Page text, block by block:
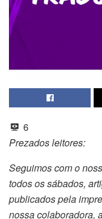
6
Prezados leitores:
Seguimos com o
todos os sábados,
publicados pela
nossa colaboradora,